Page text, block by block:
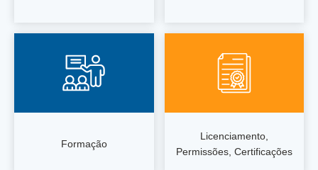
Formação
Licenciamento,
Permissões, Certificações